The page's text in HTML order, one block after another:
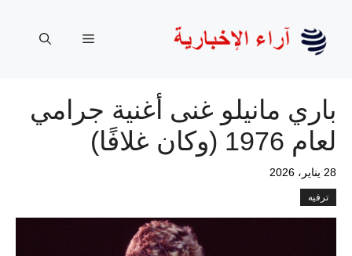
المحتوى
القائمة
باري مانيلو غنى أغنية جرامي
لعام 1976 (وكان غلافًا)
28 يناير، 2026
ترفيه